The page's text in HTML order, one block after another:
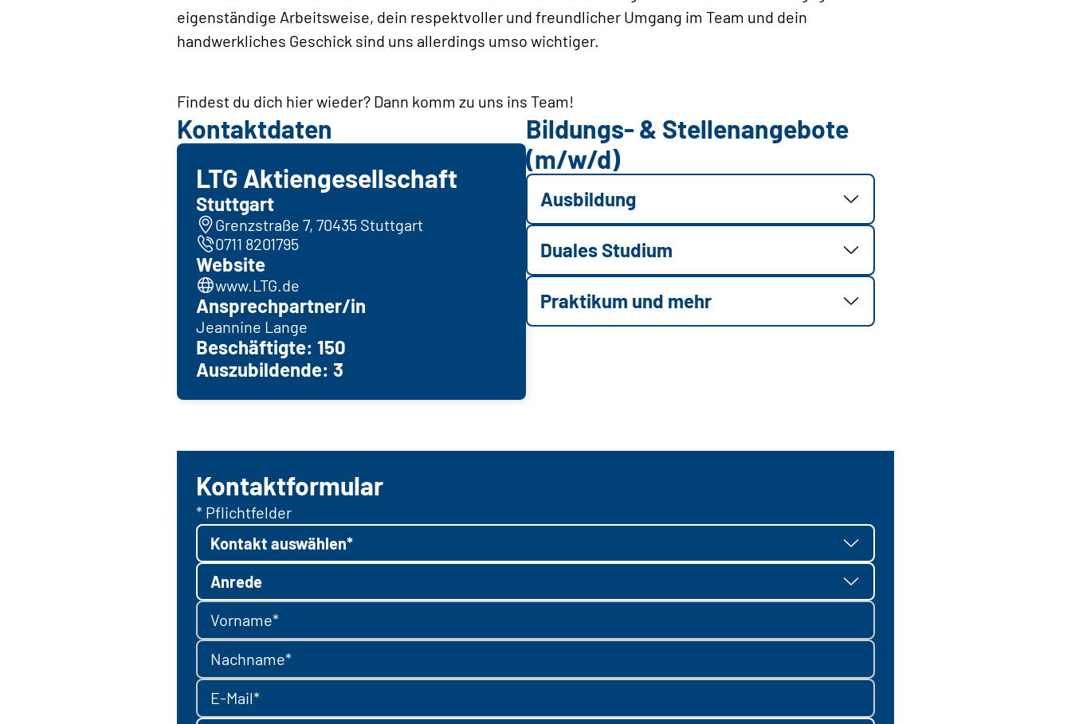
eigenständige Arbeitsweise, dein respektvoller und freundlicher Umgang im Team und dein
handwerkliches Geschick sind uns allerdings umso wichtiger.
Findest du dich hier wieder? Dann komm zu uns ins Team!
Kontaktdaten
LTG Aktiengesellschaft
Stuttgart
Grenzstraße 7, 70435 Stuttgart
0711 8201795
Website
www.LTG.de
Ansprechpartner/in
Jeannine Lange
Beschäftigte: 150
Auszubildende: 3
Bildungs- & Stellenangebote
(m/w/d)
Ausbildung
Duales Studium
Praktikum und mehr
Kontaktformular
* Pflichtfelder
Kontakt auswählen*
Anrede
Vorname*
Nachname*
E-Mail*